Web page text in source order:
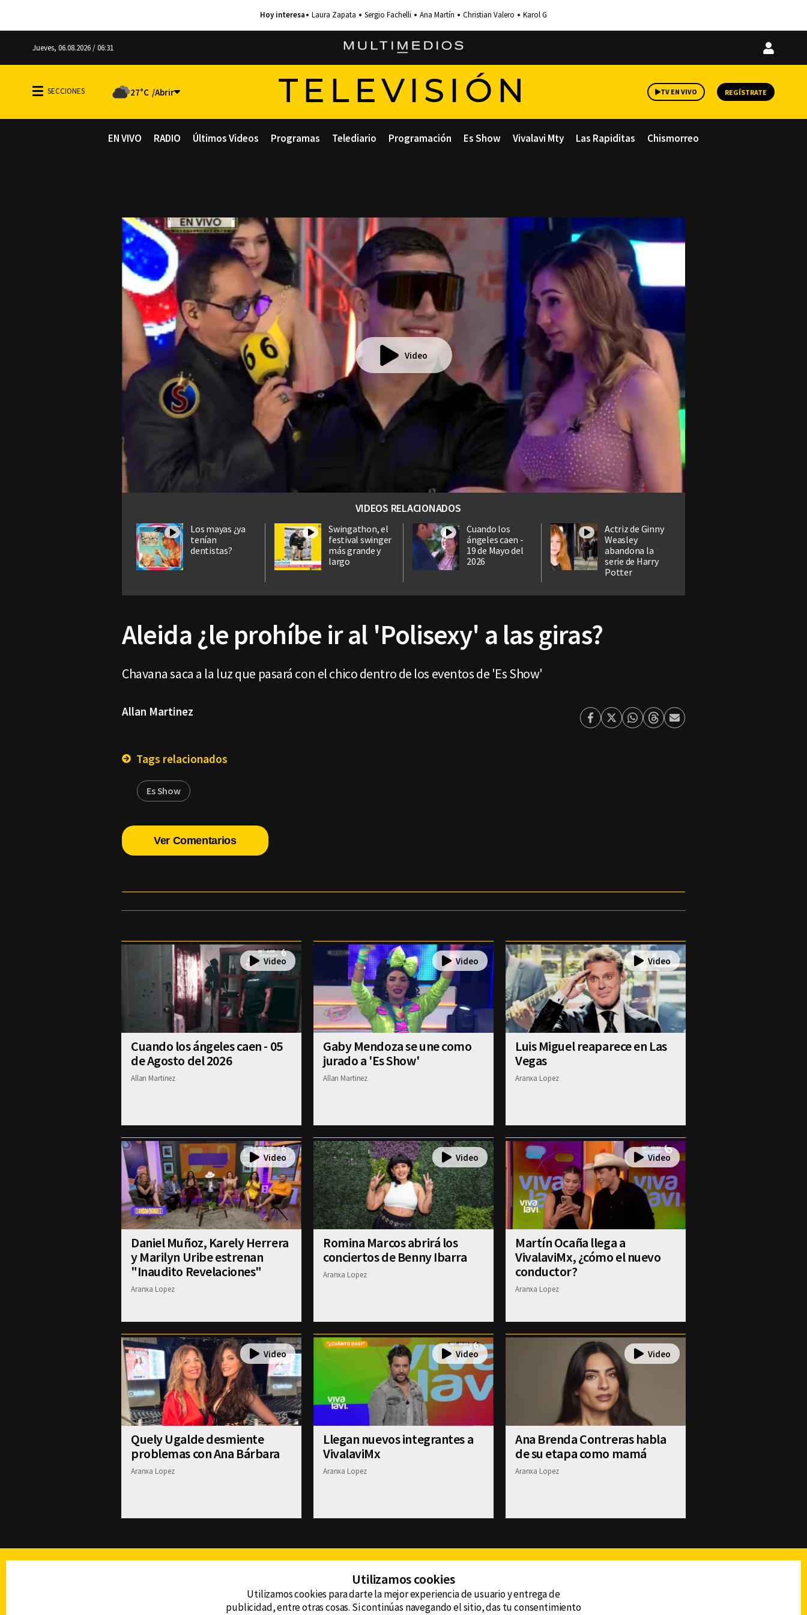
Laura Zapata Sergio Fachelli Ana Martín Christian Valero Karol G
Jueves, 06.08.2026 / 06:31
Iniciar
27°C TELEVISIÓN TV EN VIVO REGÍSTRATE
EN VIVO RADIO Últimos Videos Programas Telediario Programación Es Show Vivalavi Mty Las Rapiditas Chismorreo
Video
VIDEOS RELACIONADOS
Los mayas ¿ya
tenían
dentistas?
Swingathon, el
festival swinger
más grande y
largo
Cuando los
ángeles caen -
19 de Mayo del
2026
Actriz de Ginny
Weasley
abandona la
serie de Harry
Potter
Aleida ¿le prohíbe ir al 'Polisexy' a las giras?
Chavana saca a la luz que pasará con el chico dentro de los eventos de 'Es Show'
Allan Martinez
Facebook
TwitterWhatsapp
ThreadsEnviar
Tags relacionados
Es Show
Ver Comentarios
Cuando los ángeles caen - 05
de Agosto del 2026
Allan Martinez
Gaby Mendoza se une como
jurado a 'Es Show'
Allan Martinez
Luis Miguel reaparece en Las
Vegas
Aranxa Lopez
Daniel Muñoz, Karely Herrera
y Marilyn Uribe estrenan
"Inaudito Revelaciones"
Aranxa Lopez
Romina Marcos abrirá los
conciertos de Benny Ibarra
Aranxa Lopez
Martín Ocaña llega a
VivalaviMx, ¿cómo el nuevo
conductor?
Aranxa Lopez
Quely Ugalde desmiente
problemas con Ana Bárbara
Aranxa Lopez
Llegan nuevos integrantes a
VivalaviMx
Aranxa Lopez
Ana Brenda Contreras habla
de su etapa como mamá
Aranxa Lopez
Utilizamos cookies
Utilizamos cookies para darte la mejor experiencia de usuario y entrega de
publicidad, entre otras cosas. Si continúas navegando el sitio, das tu consentimiento